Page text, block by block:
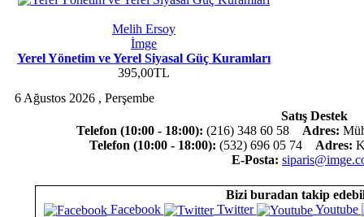
Melih Ersoy
İmge
Yerel Yönetim ve Yerel Siyasal Güç Kuramları
395,00TL
6 Ağustos 2026 , Perşembe
Satış Destek
Telefon (10:00 - 18:00): (216) 348 60 58 Adres:
Telefon (10:00 - 18:00): (532) 696 05 74 Adres:
E-Posta:
Bizi buradan takip
Facebook
Twitter Youtube